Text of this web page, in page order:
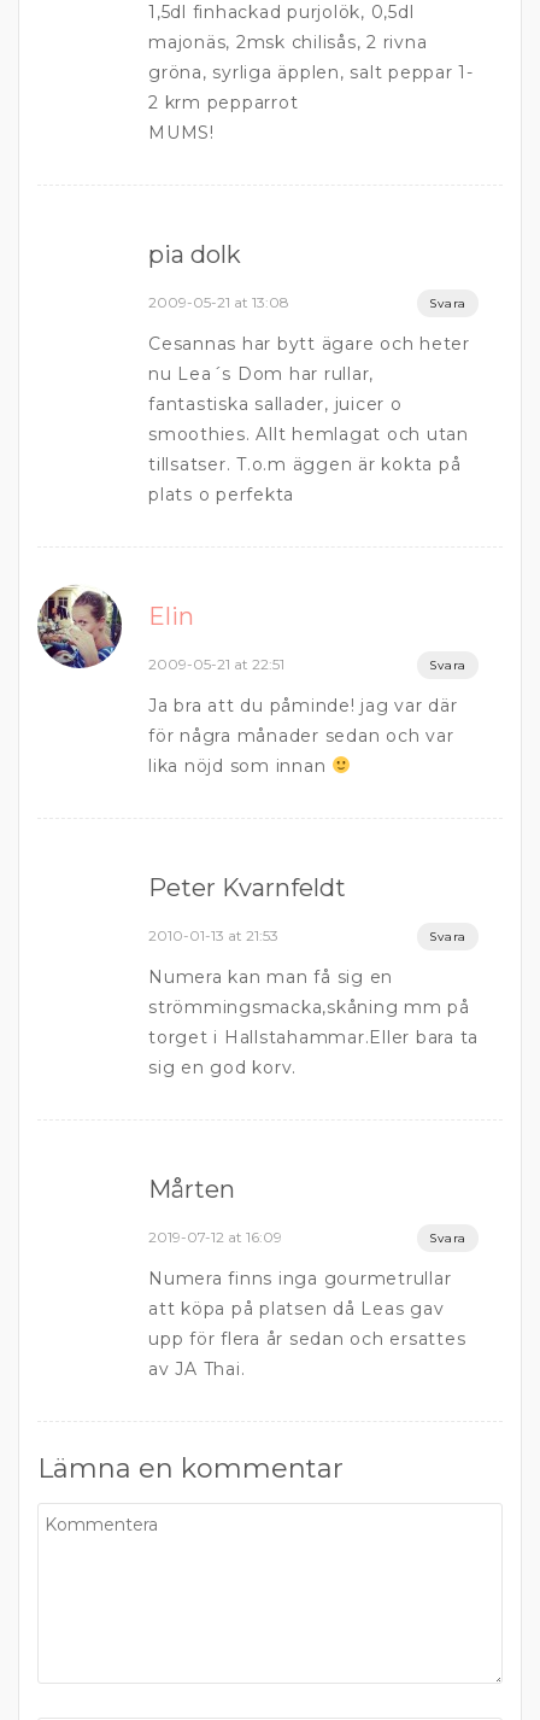
1,5dl finhackad purjolök, 0,5dl
majonäs, 2msk chilisås, 2 rivna
gröna, syrliga äpplen, salt peppar 1-
2 krm pepparrot
MUMS!
pia dolk
2009-05-21 at 13:08 Svara
Cesannas har bytt ägare och heter
nu Lea´s Dom har rullar,
fantastiska sallader, juicer o
smoothies. Allt hemlagat och utan
tillsatser. T.o.m äggen är kokta på
plats o perfekta
Elin
2009-05-21 at 22:51 Svara
Ja bra att du påminde! jag var där
för några månader sedan och var
lika nöjd som innan
Peter Kvarnfeldt
2010-01-13 at 21:53 Svara
Numera kan man få sig en
strömmingsmacka,skåning mm på
torget i Hallstahammar.Eller bara ta
sig en god korv.
Mårten
2019-07-12 at 16:09 Svara
Numera finns inga gourmetrullar
att köpa på platsen då Leas gav
upp för flera år sedan och ersattes
av JA Thai.
Lämna en kommentar